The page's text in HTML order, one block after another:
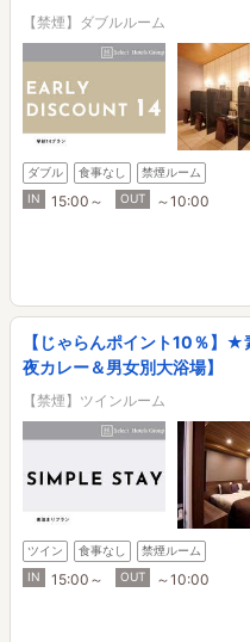
【禁煙】ダブルルーム
ダブル 食事なし
禁煙ルーム
IN
15:00～ OUT ～10:00
【じゃらんポイント10％
夜カレー＆男女別大浴場】
【禁煙】ツインルーム
ツイン 食事なし
禁煙ルーム
IN
15:00～ OUT ～10:00